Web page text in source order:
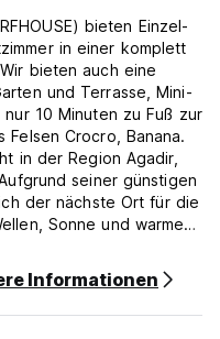
bieten Einzel-
in einer komplett
bieten auch eine
und Terrasse, Mini-
10 Minuten zu Fuß zur
Crocro, Banana.
in der Region Agadir,
seiner günstigen
der nächste Ort für die
Sonne und warmes
um von Agadir
Katzensprung (2-4
Städten ist
Informationen